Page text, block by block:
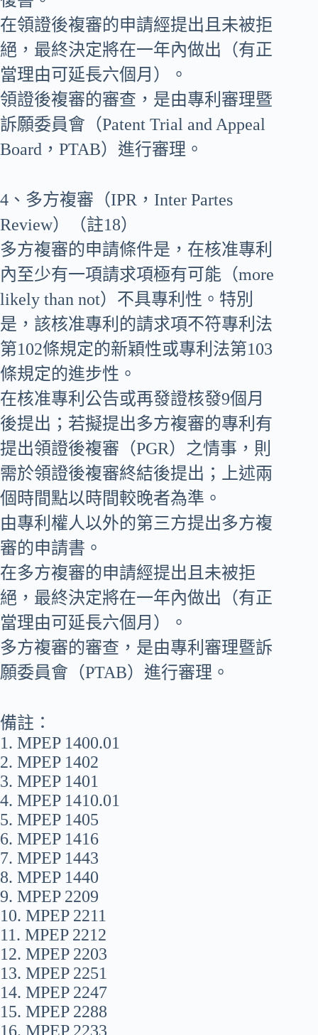
在領證後複審的申請經提出且未被拒
絕，最終決定將在一年內做出（有正
當理由可延長六個月）。
領證後複審的審查，是由專利審理暨
訴願委員會（Patent Trial and Appeal
Board，PTAB）進行審理。
4、多方複審（IPR，Inter Partes
Review）（註18）
多方複審的申請條件是，在核准專利
內至少有一項請求項極有可能（more
likely than not）不具專利性。特別
是，該核准專利的請求項不符專利法
第102條規定的新穎性或專利法第103
條規定的進步性。
在核准專利公告或再發證核發9個月
後提出；若擬提出多方複審的專利有
提出領證後複審（PGR）之情事，則
需於領證後複審終結後提出；上述兩
個時間點以時間較晚者為準。
由專利權人以外的第三方提出多方複
審的申請書。
在多方複審的申請經提出且未被拒
絕，最終決定將在一年內做出（有正
當理由可延長六個月）。
多方複審的審查，是由專利審理暨訴
願委員會（PTAB）進行審理。
備註：
1. MPEP 1400.01
2. MPEP 1402
3. MPEP 1401
4. MPEP 1410.01
5. MPEP 1405
6. MPEP 1416
7. MPEP 1443
8. MPEP 1440
9. MPEP 2209
10. MPEP 2211
11. MPEP 2212
12. MPEP 2203
13. MPEP 2251
14. MPEP 2247
15. MPEP 2288
16. MPEP 2233